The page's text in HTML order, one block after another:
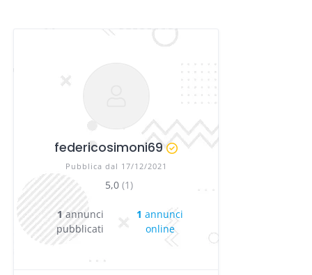
federicosimoni69
Pubblica dal 17/12/2021
5,0 (1)
1 annunci
pubblicati
1 annunci
online